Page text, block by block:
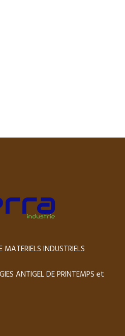
MATERIELS INDUSTRIELS
ANTIGEL DE PRINTEMPS et